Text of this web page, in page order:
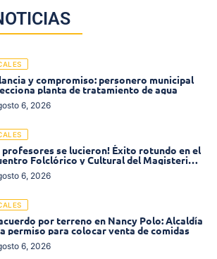
y compromiso: personero municipal
planta de tratamiento de agua
6, 2026
profesores se lucieron! Éxito rotundo en el
Folclórico y Cultural del Magisterio
en Ciénaga
6, 2026
por terreno en Nancy Polo: Alcaldía
permiso para colocar venta de comidas
6, 2026